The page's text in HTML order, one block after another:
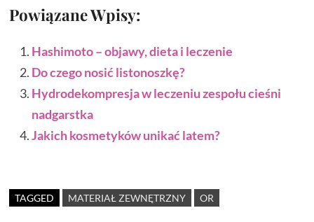
Powiązane Wpisy:
Hashimoto – objawy, dieta i leczenie
Do czego nosić listonoszkę?
Hydrodekompresja w leczeniu zespołu cieśni
nadgarstka
Jakich kosmetyków unikać latem?
TAGGED MATERIAŁ ZEWNĘTRZNY OR